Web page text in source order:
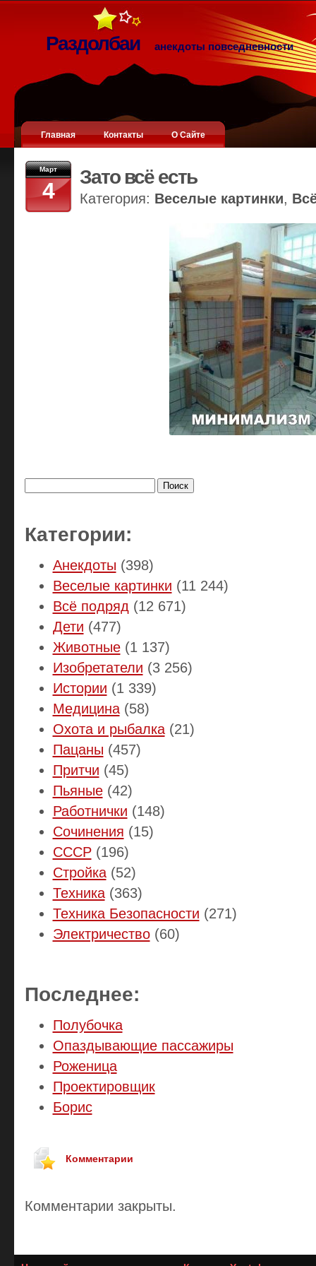
Раздолбаи анекдоты повседневности
Главная Контакты О Сайте
Март
4
Зато всё есть
Категория: Веселые картинки,
Категории:
Анекдоты (398)
Веселые картинки (11 244)
Всё подряд (12 671)
Дети (477)
Животные(1 137)
Изобретатели (3 256)
Истории (1 339)
Медицина(58)
Охота и рыбалка(21)
Пацаны (457)
Притчи (45)
Пьяные(42)
Работнички (148)
Сочинения (15)
СССР(196)
Стройка(52)
Техника(363)
Техника Безопасности (271)
Электричество(60)
Последнее:
Полубочка
Опаздывающие пассажиры
Роженица
Проектировщик
Борис
Комментарии
Комментарии закрыты.